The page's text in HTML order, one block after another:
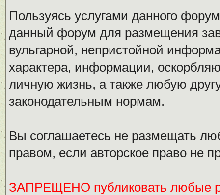
Пользуясь услугами данного
данный форум для размещения
вульгарной, непристойной
характера, информации,
личную жизнь, а также любую
законодательным нормам.
Вы соглашаетесь не размещать
правом, если авторское право не
ЗАПРЕЩЕНО публиковать любые